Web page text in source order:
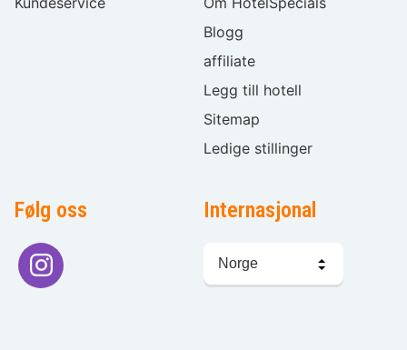
Blogg
affiliate
Legg till hotell
Sitemap
Ledige stillinger
Følg oss Internasjonal